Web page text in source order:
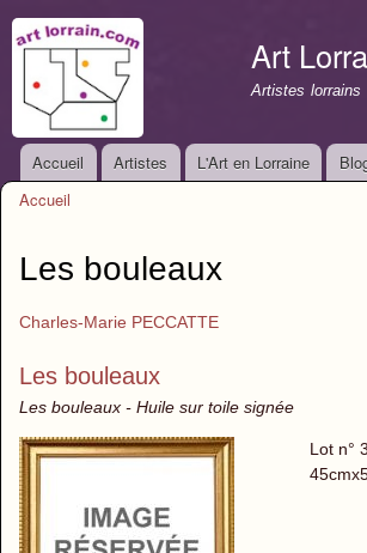
Art
Artistes
Menu principal
Accueil Artistes L'Art en Lorraine
Accueil
Les bouleaux
Charles-Marie PECCATTE
Les bouleaux
Les bouleaux - Huile sur toile signée
Lot n°